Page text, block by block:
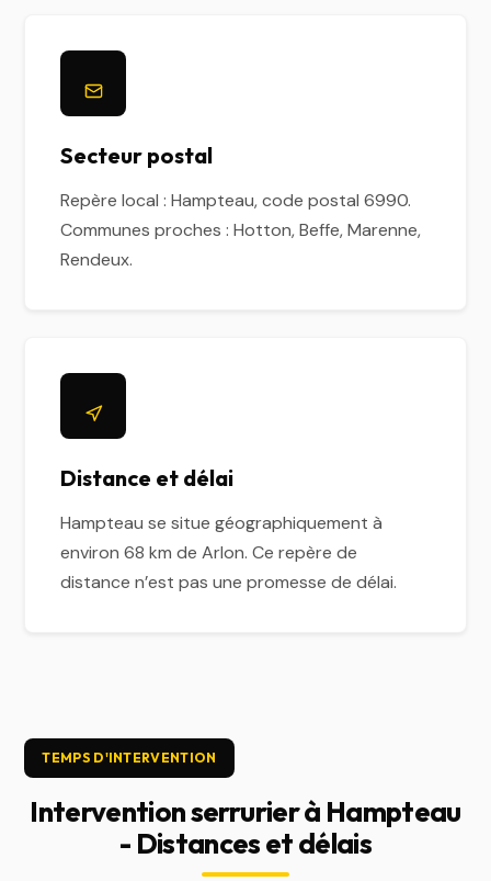
Secteur postal
Repère local : Hampteau, code postal 6990.
Communes proches : Hotton, Beffe, Marenne,
Rendeux.
Distance et délai
Hampteau se situe géographiquement à
environ 68 km de Arlon. Ce repère de
distance n’est pas une promesse de délai.
TEMPS D'INTERVENTION
Intervention serrurier à Hampteau
- Distances et délais